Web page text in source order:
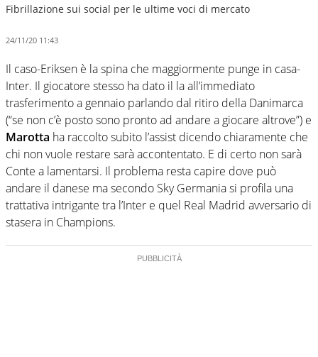
Fibrillazione sui social per le ultime voci di mercato
24/11/20 11:43
Il caso-Eriksen è la spina che maggiormente punge in casa-
Inter. Il giocatore stesso ha dato il la all’immediato
trasferimento a gennaio parlando dal ritiro della Danimarca
(“se non c’è posto sono pronto ad andare a giocare altrove”) e
Marotta ha raccolto subito l’assist dicendo chiaramente che
chi non vuole restare sarà accontentato. E di certo non sarà
Conte a lamentarsi. Il problema resta capire dove può
andare il danese ma secondo Sky Germania si profila una
trattativa intrigante tra l’Inter e quel Real Madrid avversario di
stasera in Champions.